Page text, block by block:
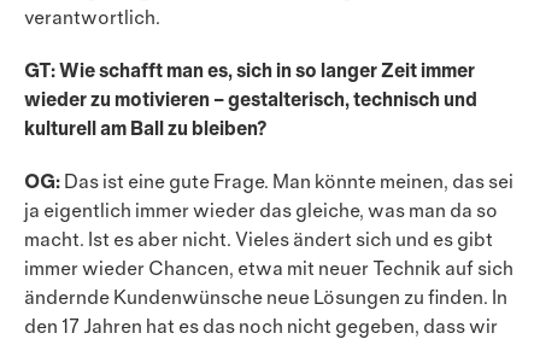
verantwortlich.
GT: Wie schafft man es, sich in so langer Zeit immer
wieder zu motivieren – gestalterisch, technisch und
kulturell am Ball zu bleiben?
OG: Das ist eine gute Frage. Man könnte meinen, das sei
ja eigentlich immer wieder das gleiche, was man da so
macht. Ist es aber nicht. Vieles ändert sich und es gibt
immer wieder Chancen, etwa mit neuer Technik auf sich
ändernde Kundenwünsche neue Lösungen zu finden. In
den 17 Jahren hat es das noch nicht gegeben, dass wir